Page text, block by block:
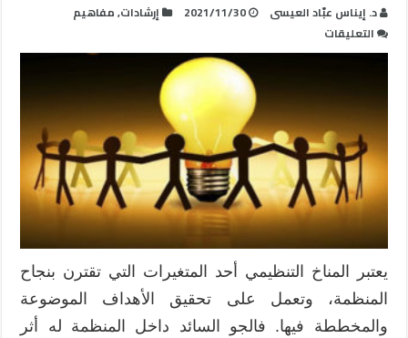
د. إيناس عبّاد العيسى 2021/11/30 إرشادات,مفاهيم
التعليقات
المناخ
المدرسي
:
الأنواع
والخصائص
والتفاعلات
مغلقة
يعتبر المناخ التنظيمي أحد المتغيرات التي تقترن بنجاح
المنظمة، وتعمل على تحقيق الأهداف الموضوعة
والمخططة فيها. فالجو السائد داخل المنظمة له أثر